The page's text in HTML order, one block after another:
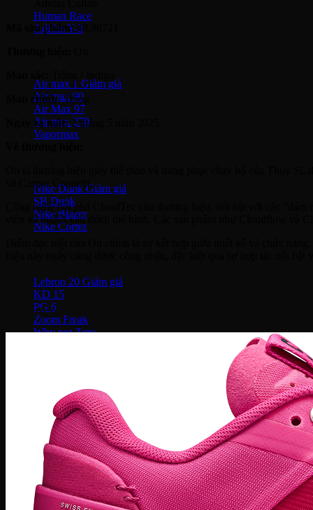
Human Race
Adidas Y-3
Air max 1
Air max 90
Air Max 97
Air max 270
Vapormax
Nike Dunk
SB Dunk
Nike Blazer
Nike Cortez
Lebron 20
KD 15
PG 6
Zoom Freak
Why not Zero
Giày Chạy
Pegasus 41
Nike Air Zoom
Nike Tempo
Nike Zoomx
Nike Air
Mã sản phẩm:48.98721
Màu chính:Trắng
Ngày ra mắt:2 tháng 5 năm 2025
và Caspar Coppetti.
Công nghệ đột phá CloudTec của thương hiệu, nổi bật với các
viên và người yêu thích thể hình. Các sản phẩm như Cloudflow và
Sản phẩm nổi bật